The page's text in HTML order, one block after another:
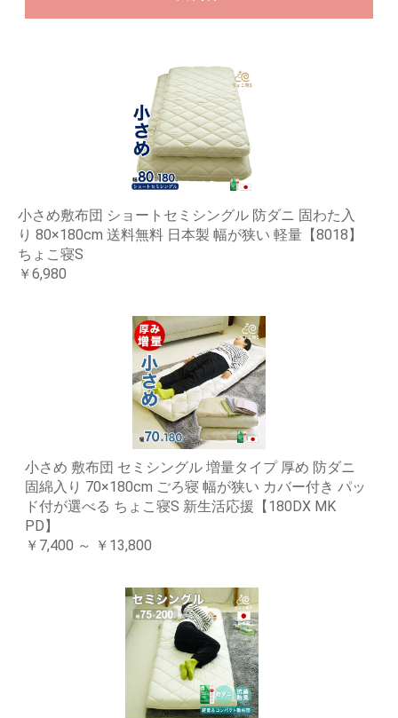
小さめ敷布団 ショートセミシングル 防ダニ 固わた入
り 80×180cm 送料無料 日本製 幅が狭い 軽量【8018】
ちょこ寝S
￥6,980
小さめ 敷布団 セミシングル 増量タイプ 厚め 防ダニ
固綿入り 70×180cm ごろ寝 幅が狭い カバー付き パッ
ド付が選べる ちょこ寝S 新生活応援【180DX MK
PD】
￥7,400 ～ ￥13,800